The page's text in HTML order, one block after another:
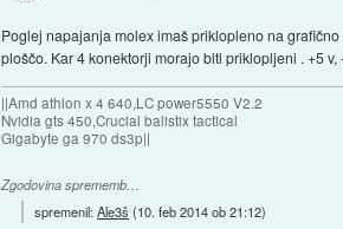
Poglej napajanja molex imaš priklopleno na
ploščo. Kar 4 konektorji morajo biti priklopljeni . +5 v,
||Amd athlon x 4 640,LC power5550 V2.2
Nvidia gts 450,Crucial balistix tactical
Gigabyte ga 970 ds3p||
Zgodovina sprememb…
spremenil:Ale3š (10. feb 2014 ob 21:12)